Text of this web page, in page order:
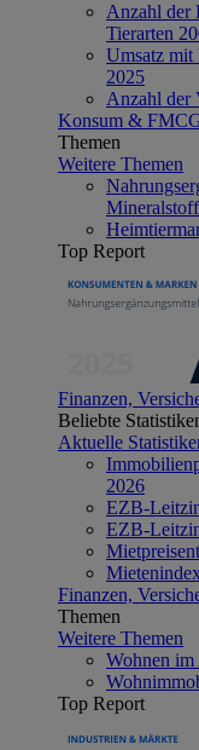
Anzahl der
Tierarten
Umsatz mit
2025
Anzahl der
Konsum &
Themen
Weitere Themen
Top Report
Finanzen,
Beliebte
Aktuelle
2026
EZB-
EZB-
Finanzen,
Themen
Weitere Themen
Wohnen
Top Report